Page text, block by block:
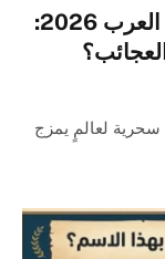
دليل السياحة في الهند للمسافرين العرب 2026:
سحرية لعالمٍ يمزج